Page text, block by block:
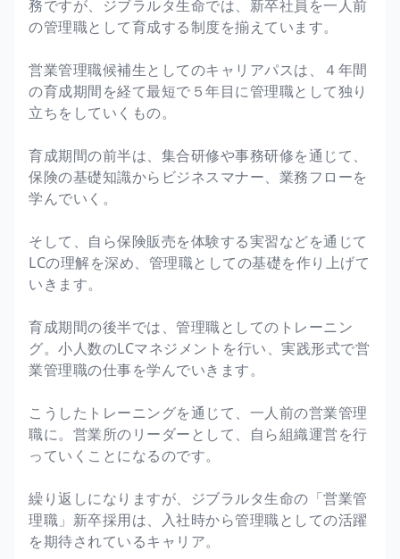
務ですが、ジブラルタ生命では、新卒社員を一人前
の管理職として育成する制度を揃えています。
営業管理職候補生としてのキャリアパスは、４年間
の育成期間を経て最短で５年目に管理職として独り
立ちをしていくもの。
育成期間の前半は、集合研修や事務研修を通じて、
保険の基礎知識からビジネスマナー、業務フローを
学んでいく。
そして、自ら保険販売を体験する実習などを通じて
LCの理解を深め、管理職としての基礎を作り上げて
いきます。
育成期間の後半では、管理職としてのトレーニン
グ。小人数のLCマネジメントを行い、実践形式で営
業管理職の仕事を学んでいきます。
こうしたトレーニングを通じて、一人前の営業管理
職に。営業所のリーダーとして、自ら組織運営を行
っていくことになるのです。
繰り返しになりますが、ジブラルタ生命の「営業管
理職」新卒採用は、入社時から管理職としての活躍
を期待されているキャリア。